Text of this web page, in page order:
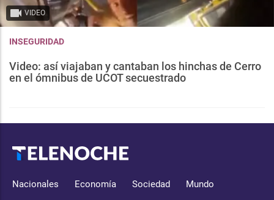
VIDEO
INSEGURIDAD
Video: así viajaban y cantaban los hinchas de Cerro
en el ómnibus de UCOT secuestrado
Nacionales Economía Sociedad Mundo